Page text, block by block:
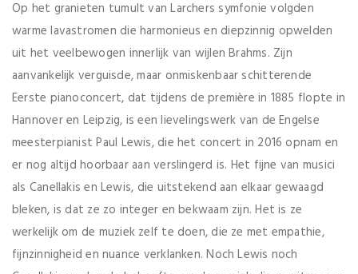
Op het granieten tumult van Larchers symfonie volgden
warme lavastromen die harmonieus en diepzinnig opwelden
uit het veelbewogen innerlijk van wijlen Brahms. Zijn
aanvankelijk verguisde, maar onmiskenbaar schitterende
Eerste pianoconcert, dat tijdens de première in 1885 flopte in
Hannover en Leipzig, is een lievelingswerk van de Engelse
meesterpianist Paul Lewis, die het concert in 2016 opnam en
er nog altijd hoorbaar aan verslingerd is. Het fijne van musici
als Canellakis en Lewis, die uitstekend aan elkaar gewaagd
bleken, is dat ze zo integer en bekwaam zijn. Het is ze
werkelijk om de muziek zelf te doen, die ze met empathie,
fijnzinnigheid en nuance verklanken. Noch Lewis noch